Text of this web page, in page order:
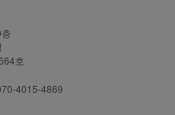
호
4015-4869